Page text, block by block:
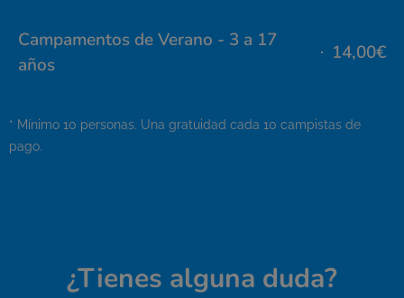
Campamentos de Verano - 3 a 17
años
14,00€
* Mínimo 10 personas. Una gratuidad cada 10 campistas de
pago.
¿Tienes alguna duda?